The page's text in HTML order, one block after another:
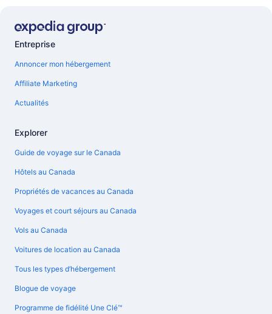
Entreprise
Annoncer mon hébergement
Affiliate Marketing
Actualités
Explorer
Guide de voyage sur le Canada
Hôtels au Canada
Propriétés de vacances au Canada
Voyages et court séjours au Canada
Vols au Canada
Voitures de location au Canada
Tous les types d’hébergement
Blogue de voyage
Programme de fidélité Une Clé™